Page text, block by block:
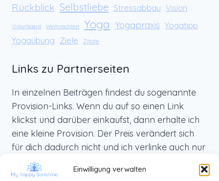
Einwilligung verwalten
Rückblick Selbstliebe Stressabbau Vision
Visionboard Weihnachten Yoga Yogapraxis Yogatipp
Yogaübung Ziele Zitate
Links zu Partnerseiten
In einzelnen Beiträgen findest du sogenannte
Provision-Links. Wenn du auf so einen Link
klickst und darüber einkaufst, dann erhalte ich
eine kleine Provision. Der Preis verändert sich
für dich dadurch nicht und ich verlinke auch nur
Produkte, die ich selbst benutze und die ich dir
von ganzem Herzen weiterempfehlen kann.